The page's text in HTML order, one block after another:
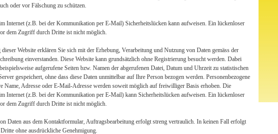
oder vor Fälschung zu schützen.
Internet (z.B. bei der Kommunikation per E-Mail) Sicherheitslücken kann aufweisen. Ein lückenloser
dem Zugriff durch Dritte ist nicht möglich.
Website erklären Sie sich mit der Erhebung, Verarbeitung und Nutzung von Daten gemäss der
einverstanden. Diese Website kann grundsätzlich ohne Registrierung besucht werden. Dabei
aufgerufene Seiten bzw. Namen der abgerufenen Datei, Datum und Uhrzeit zu statistischen
gespeichert, ohne dass diese Daten unmittelbar auf Ihre Person bezogen werden. Personenbezogene
Name, Adresse oder E-Mail-Adresse werden soweit möglich auf freiwilliger Basis erhoben. Die
Internet (z.B. bei der Kommunikation per E-Mail) kann Sicherheitslücken aufweisen. Ein lückenloser
dem Zugriff durch Dritte ist nicht möglich.
Daten aus dem Kontaktformular, Auftragsbearbeitung erfolgt streng vertraulich. In keinen Fall erfolgt
ohne ausdrückliche Genehmigung.